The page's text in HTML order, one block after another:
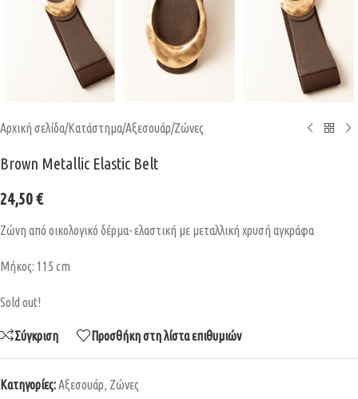
Αρχική σελίδα/Κατάστημα/Αξεσουάρ/Ζώνες
Brown Metallic Elastic Belt
24,50€
Zώνη από οικολογικό δέρμα- ελαστική με μεταλλική χρυσή αγκράφα
Μήκος: 115 cm
Sold out!
Σύγκριση Προσθήκη στη λίστα επιθυμιών
Κατηγορίες:Αξεσουάρ, Ζώνες